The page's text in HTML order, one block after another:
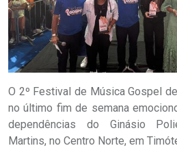
O 2º Festival de Música Gospel
no último fim de semana
dependências do Ginásio
Martins, no Centro Norte, em